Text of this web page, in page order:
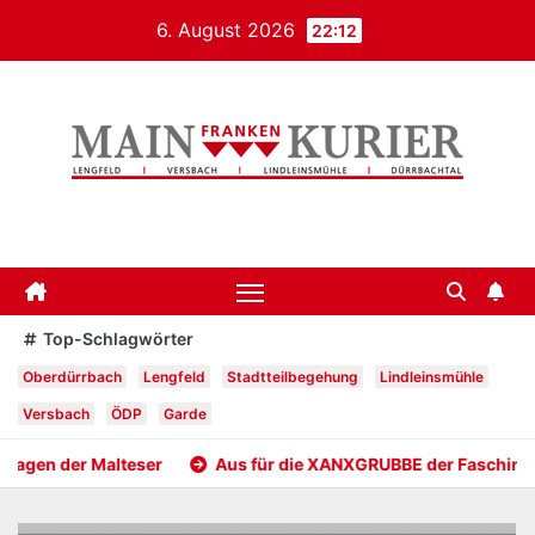
6. August 2026 22:12
Top-Schlagwörter
Oberdürrbach Lengfeld Stadtteilbegehung Lindleinsmühle
Versbach ÖDP Garde
Malteser Aus für die XANXGRUBBE der